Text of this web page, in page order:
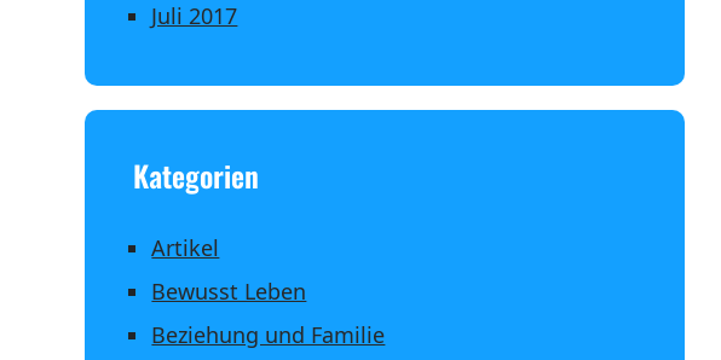
Juli 2017
Kategorien
Artikel
Bewusst Leben
Beziehung und Familie